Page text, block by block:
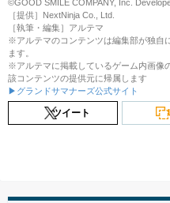
©GOOD SMILE COMPANY, Inc.
［提供］NextNinja Co., Ltd.
［執筆・編集］アルテマ
※アルテマのコンテンツは編集部が独自
ます。
※アルテマに掲載しているゲーム内画像
該コンテンツの提供元に帰属します
▶グランドサマナーズ公式サイト
ツイート